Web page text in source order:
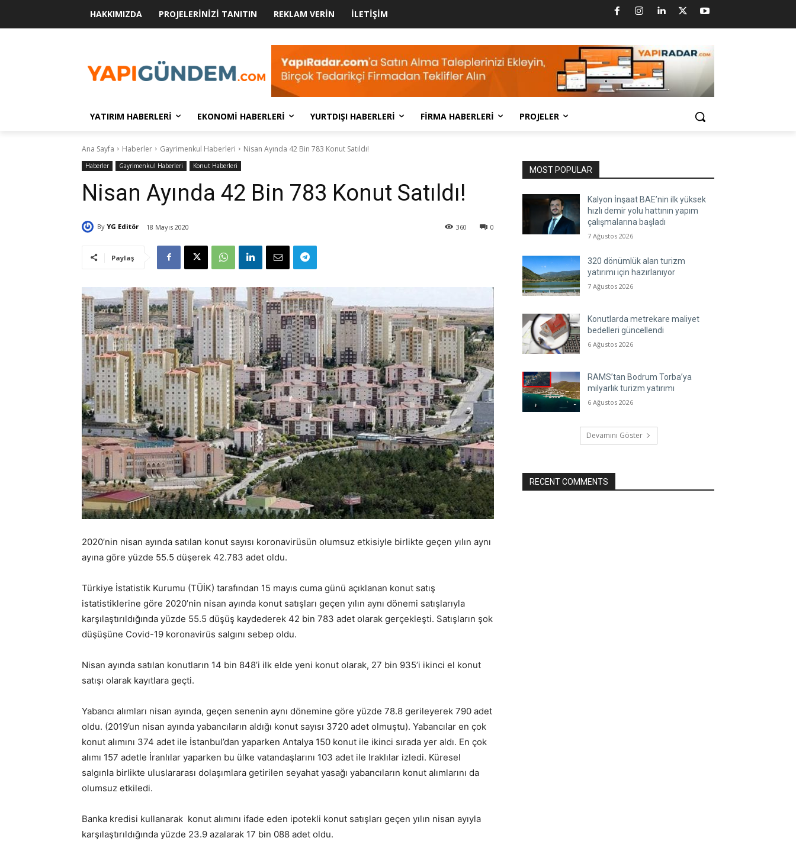
HAKKIMIZDA PROJELERINIZI TANITIN REKLAM VERIN İLETIŞIM
YATIRIM HABERLERI EKONOMI HABERLERI YURTDIŞI HABERLERI FIRMA HABERLERI PROJELER
Ana Sayfa Haberler Gayrimenkul Haberleri Nisan Ayında 42 Bin 783 Konut Satıldı!
Haberler Gayrimenkul Haberleri Konut Haberleri
Nisan Ayında 42 Bin 783 Konut Satıldı!
By YG Editör 18 Mayıs 2020 0
360
Paylaş
2020’nin nisan ayında satılan konut sayısı koronavirüsün olumsuz etkisiyle birlikte geçen yılın aynı
ayına göre yüzde 55.5 düşerek 42.783 adet oldu.
Türkiye İstatistik Kurumu (TÜİK) tarafından 15 mayıs cuma günü açıklanan konut satış
istatistiklerine göre 2020’nin nisan ayında konut satışları geçen yılın aynı dönemi satışlarıyla
karşılaştırıldığında yüzde 55.5 düşüş kaydederek 42 bin 783 adet olarak gerçekleşti. Satışların şok
düşüşüne Covid-19 koronavirüs salgını sebep oldu.
Nisan ayında satılan konutların 14 bin 848’i ilk elde yeni konut olarak, 27 bin 935’i ikinci el konut
satışı olarak kayıtlara geçti.
Yabancı alımları nisan ayında, geçen senenin aynı dönemine göre yüzde 78.8 gerileyerek 790 adet
oldu. (2019’un nisan ayında yabancıların aldığı konut sayısı 3720 adet olmuştu). Yabancılar en çok
konut alımını 374 adet ile İstanbul’dan yaparken Antalya 150 konut ile ikinci sırada yer aldı. En çok
alımı 157 adetle İranlılar yaparken bu ülke vatandaşlarını 103 adet ile Iraklılar izledi. Küresel
salgınla birlikte uluslararası dolaşımlara getirilen seyahat yasağı yabancıların konut alımlarını da
olumsuz etkiledi.
Banka kredisi kullanarak konut alımını ifade eden ipotekli konut satışları geçen yılın nisan ayıyla
karşılaştırıldığında yüzde 23.9 azalarak 17 bin 088 adet oldu.
MOST POPULAR
Kalyon İnşaat BAE’nin ilk yüksek
hızlı demir yolu hattının yapım
çalışmalarına başladı
7 Ağustos 2026
320 dönümlük alan turizm
yatırımı için hazırlanıyor
7 Ağustos 2026
Konutlarda metrekare maliyet
bedelleri güncellendi
6 Ağustos 2026
RAMS’tan Bodrum Torba’ya
milyarlık turizm yatırımı
6 Ağustos 2026
Devamını Göster
RECENT COMMENTS